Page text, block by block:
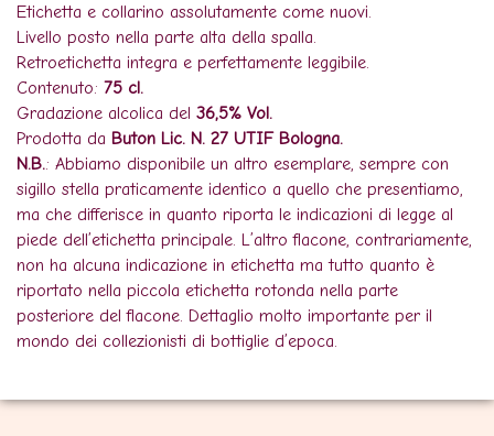
Etichetta e collarino assolutamente come nuovi.
Livello posto nella parte alta della spalla.
Retroetichetta integra e perfettamente leggibile.
Contenuto: 75 cl.
Gradazione alcolica del 36,5% Vol.
Prodotta da Buton Lic. N. 27 UTIF Bologna.
N.B.: Abbiamo disponibile un altro esemplare, sempre con
sigillo stella praticamente identico a quello che presentiamo,
ma che differisce in quanto riporta le indicazioni di legge al
piede dell’etichetta principale. L’altro flacone, contrariamente,
non ha alcuna indicazione in etichetta ma tutto quanto è
riportato nella piccola etichetta rotonda nella parte
posteriore del flacone. Dettaglio molto importante per il
mondo dei collezionisti di bottiglie d’epoca.